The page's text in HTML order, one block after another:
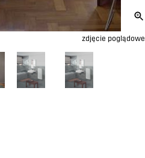
zdjęcie poglądowe